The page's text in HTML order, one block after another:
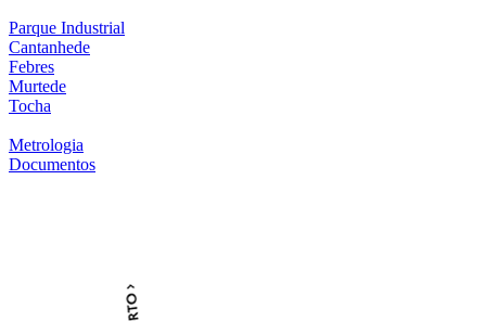
Parque Industrial
Cantanhede
Febres
Murtede
Tocha
Metrologia
Documentos